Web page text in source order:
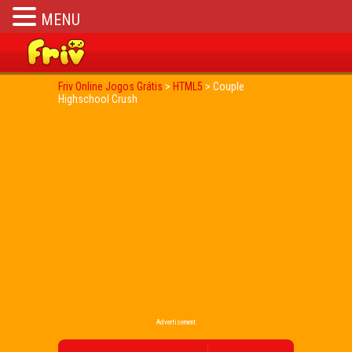
Friv Online Jogos Grátis > HTML5 > Couple
Highschool Crush
Advertisement
MENU